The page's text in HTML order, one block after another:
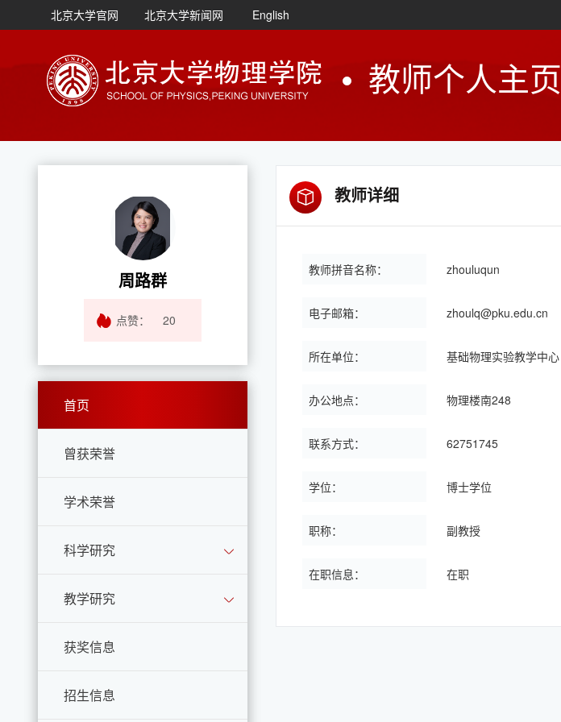
北京大学官网 北京大学新闻网 English
教师个人主页
周路群
点赞： 20
首页
曾获荣誉
学术荣誉
科学研究
教学研究
获奖信息
招生信息
教师详细
教师拼音名称： zhouluqun
电子邮箱： zhoulq@pku.edu.cn
所在单位： 基础物理实验教学中心
办公地点： 物理楼南248
联系方式： 62751745
学位： 博士学位
职称： 副教授
在职信息： 在职